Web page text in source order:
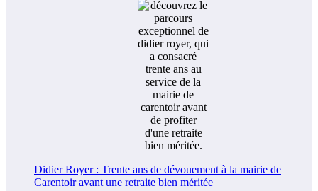
Didier Royer : Trente ans de dévouement à la mairie de
Carentoir avant une retraite bien méritée